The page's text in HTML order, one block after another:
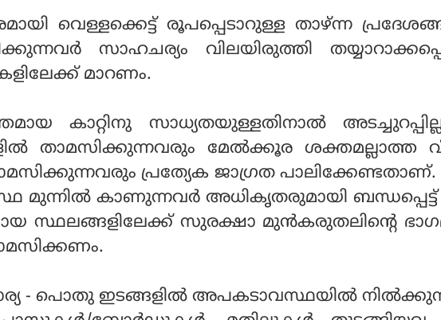
വെള്ളക്കെട്ട് രൂപപ്പെടാറുള്ള താഴ്ന്ന
സാഹചര്യം വിലയിരുത്തി
മാറണം.
കാറ്റിനു സാധ്യതയുള്ളതിനാല്‍
താമസിക്കുന്നവരും മേല്‍ക്കൂര ശക്തമല്ലാത്ത
പ്രത്യേക ജാഗ്രത
മുന്നില്‍ കാണുന്നവര്‍ അധികൃതരുമായി
സ്ഥലങ്ങളിലേക്ക് സുരക്ഷാ മുന്‍കരുതലിന്റെ
- പൊതു ഇടങ്ങളില്‍ അപകടാവസ്ഥയില്‍